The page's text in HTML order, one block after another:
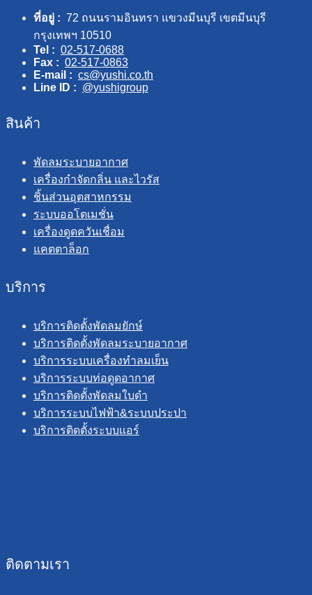
ที่อยู่ : 72 ถนนรามอินทรา แขวงมีนบุรี เขตมีนบุรี
กรุงเทพฯ 10510
Tel : 02-517-0688
Fax : 02-517-0863
E-mail : cs@yushi.co.th
Line ID : @yushigroup
สินค้า
พัดลมระบายอากาศ
เครื่องกำจัดกลิ่น และไวรัส
ชิ้นส่วนอุตสาหกรรม
ระบบออโตเมชั่น
เครื่องดูดควันเชื่อม
แคตตาล็อก
บริการ
บริการติดตั้งพัดลมยักษ์
บริการติดตั้งพัดลมระบายอากาศ
บริการระบบเครื่องทำลมเย็น
บริการระบบท่อดูดอากาศ
บริการติดตั้งพัดลมใบดำ
บริการระบบไฟฟ้า&ระบบประปา
บริการติดตั้งระบบแอร์
ติดตามเรา